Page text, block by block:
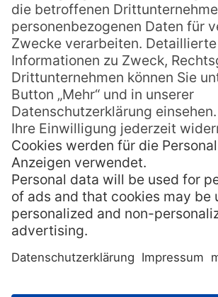
1995 bereiste Bernd Zimmer
Inselgruppe der Marquesas
dabei auf die Spuren des
Gauguin. Die dabei
Landschaftsbilder haben
eigenen Stil und zeigen die
Zimmer sie selbst erlebt hat:
Ausdrucksstark, sinnlich,
Flankiert wird die Ausstellung
Artefakten, die das Museum
Kontinente selbst im Fundus
Polynesische Tiki-Figuren,
Diese aus Holz, Stein oder